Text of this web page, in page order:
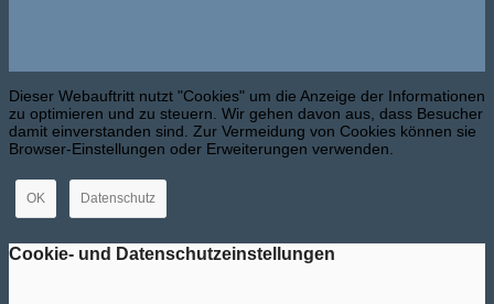
Dieser Webauftritt nutzt "Cookies" um die Anzeige der Informationen
zu optimieren und zu steuern. Wir gehen davon aus, dass Besucher
damit einverstanden sind. Zur Vermeidung von Cookies können sie
Browser-Einstellungen oder Erweiterungen verwenden.
OK Datenschutz
Cookie- und Datenschutzeinstellungen